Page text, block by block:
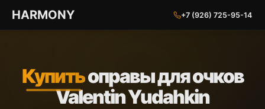
ГАРМОНИЯ ГЛАЗ
HARMONY +7 (926) 725-95-14
Купитьоправы для очков
Valentin Yudahkin